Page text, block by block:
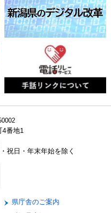
4番地1
祝日・年末年始を除く
県庁舎のご案内